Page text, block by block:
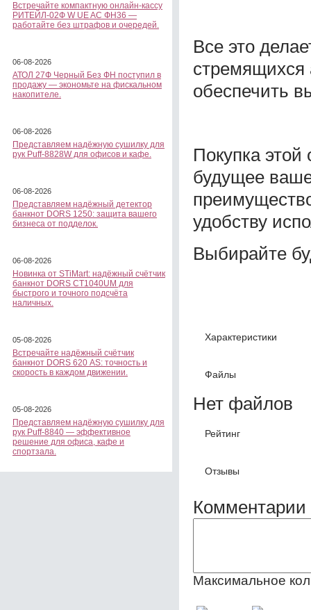
Встречайте компактную онлайн-кассу
РИТЕЙЛ-02Ф W UE AC ФН36 —
работайте без штрафов и очередей.
06-08-2026
АТОЛ 27Ф Черный Без ФН поступил в
продажу — экономьте на фискальном
накопителе.
06-08-2026
Представляем надёжную сушилку для
рук Puff-8828W для офисов и кафе.
06-08-2026
Представляем надёжный детектор
банкнот DORS 1250: защита вашего
бизнеса от подделок.
06-08-2026
Новинка от STiMart: надёжный счётчик
банкнот DORS CT1040UM для
быстрого и точного подсчёта
наличных.
05-08-2026
Встречайте надёжный счётчик
банкнот DORS 620 АS: точность и
скорость в каждом движении.
05-08-2026
Представляем надёжную сушилку для
рук Puff-8840 — эффективное
решение для офиса, кафе и
спортзала.
Все это
стремящихся
обеспечить
Покупка
будущее
удобству
Выбирайте
Характеристики
Файлы
Нет файлов
Рейтинг
Отзывы
Комментарии
Максимальное